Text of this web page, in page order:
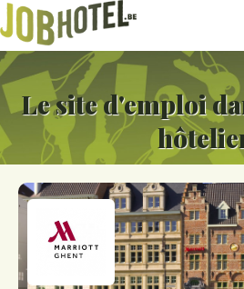
Le site d'emploi